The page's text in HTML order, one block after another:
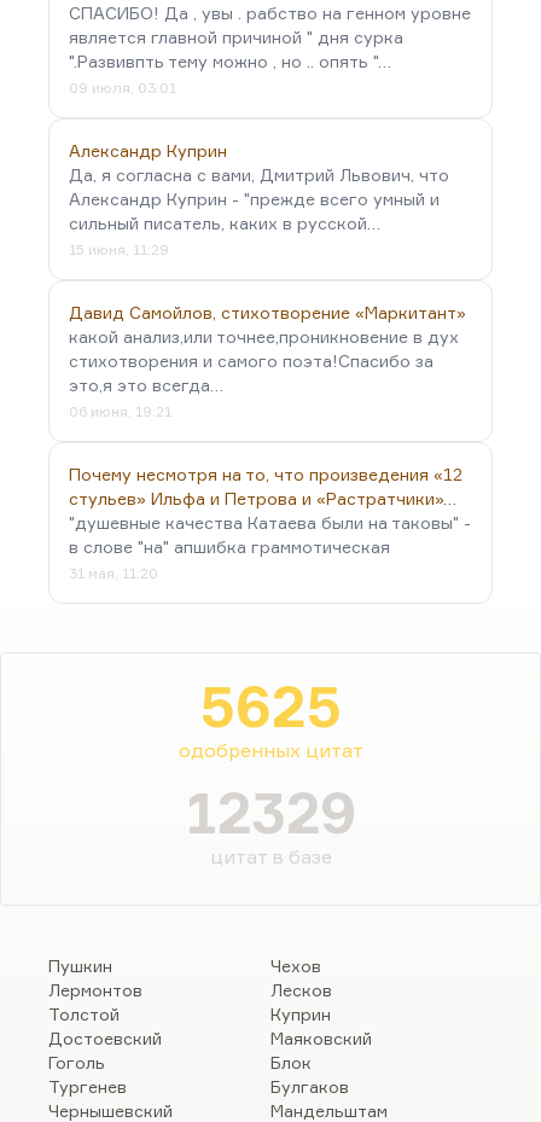
СПАСИБО! Да , увы . рабство на генном уровне
является главной причиной " дня сурка
".Развивпть тему можно , но .. опять "…
09 июля, 03:01
Александр Куприн
Да, я согласна с вами, Дмитрий Львович, что
Александр Куприн - "прежде всего умный и
сильный писатель, каких в русской…
15 июня, 11:29
Давид Самойлов, стихотворение «Маркитант»
какой анализ,или точнее,проникновение в дух
стихотворения и самого поэта!Спасибо за
это,я это всегда…
06 июня, 19:21
Почему несмотря на то, что произведения «12
стульев» Ильфа и Петрова и «Растратчики»…
"душевные качества Катаева были на таковы" -
в слове "на" апшибка граммотическая
31 мая, 11:20
5625
одобренных цитат
12329
цитат в базе
Пушкин
Лермонтов
Толстой
Достоевский
Гоголь
Тургенев
Чернышевский
Чехов
Лесков
Куприн
Маяковский
Блок
Булгаков
Мандельштам